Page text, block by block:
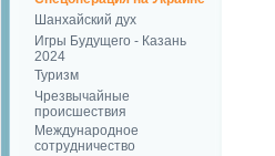
Шанхайский дух
Игры Будущего - Казань
2024
Туризм
Чрезвычайные
происшествия
Международное
сотрудничество